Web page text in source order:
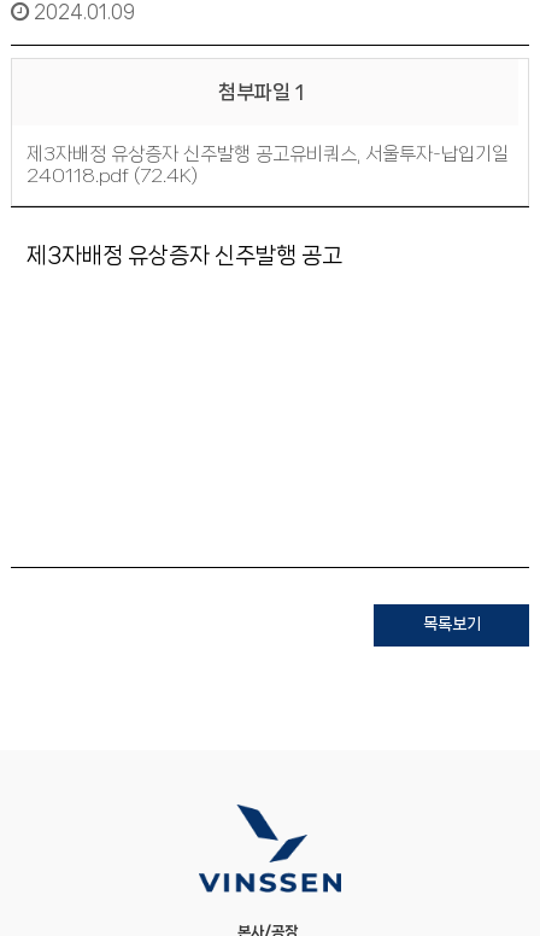
2024.01.09
첨부파일 1
제3자배정 유상증자 신주발행 공고유비쿼스, 서울투자-납입기일
240118.pdf (72.4K)
제3자배정 유상증자 신주발행 공고
목록보기
본사/공장